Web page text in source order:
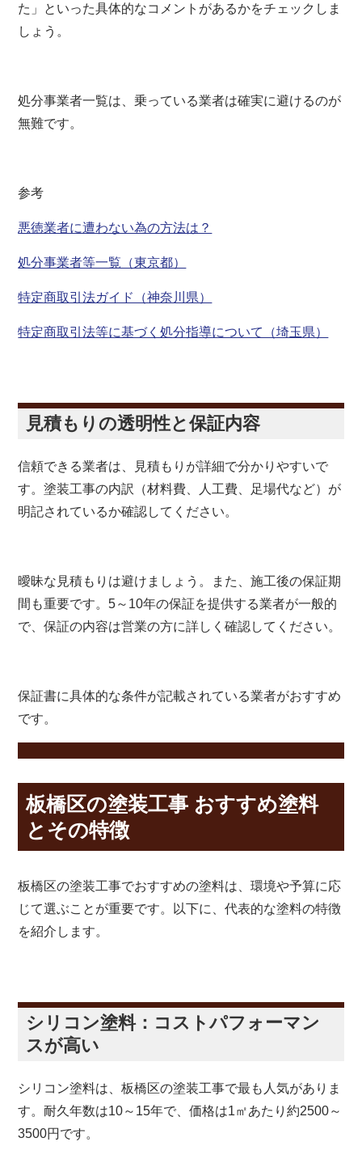
た」といった具体的なコメントがあるかをチェックしま
しょう。
処分事業者一覧は、乗っている業者は確実に避けるのが
無難です。
参考
悪徳業者に遭わない為の方法は？
処分事業者等一覧（東京都）
特定商取引法ガイド（神奈川県）
特定商取引法等に基づく処分指導について（埼玉県）
見積もりの透明性と保証内容
信頼できる業者は、見積もりが詳細で分かりやすいで
す。塗装工事の内訳（材料費、人工費、足場代など）が
明記されているか確認してください。
曖昧な見積もりは避けましょう。また、施工後の保証期
間も重要です。5～10年の保証を提供する業者が一般的
で、保証の内容は営業の方に詳しく確認してください。
保証書に具体的な条件が記載されている業者がおすすめ
です。
板橋区の塗装工事 おすすめ塗料
とその特徴
板橋区の塗装工事でおすすめの塗料は、環境や予算に応
じて選ぶことが重要です。以下に、代表的な塗料の特徴
を紹介します。
シリコン塗料：コストパフォーマン
スが高い
シリコン塗料は、板橋区の塗装工事で最も人気がありま
す。耐久年数は10～15年で、価格は1㎡あたり約2500～
3500円です。